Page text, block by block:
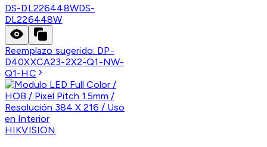
DS-DL226448WDS-
DL226448W
Reemplazo sugerido: DP-
D40XXCA23-2X2-Q1-NW-
Q1-HC
HIKVISION